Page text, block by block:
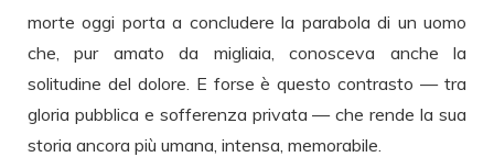
morte oggi porta a concludere la parabola di un uomo
che, pur amato da migliaia, conosceva anche la
solitudine del dolore. E forse è questo contrasto — tra
gloria pubblica e sofferenza privata — che rende la sua
storia ancora più umana, intensa, memorabile.